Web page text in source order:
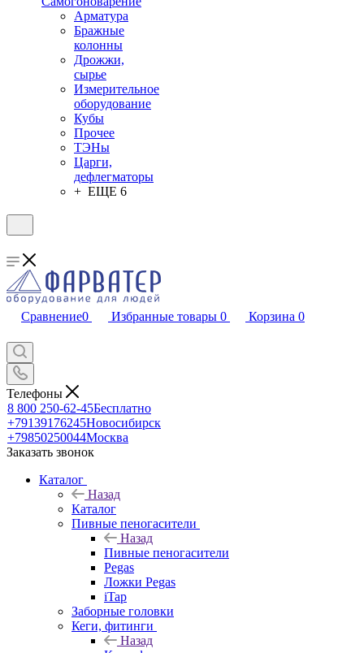
Арматура
Бражные
колонны
Дрожжи,
сырье
Измерительное
оборудование
Кубы
Прочее
ТЭНы
Царги,
дефлегматоры
+ ЕЩЕ 6
Сравнение0 Избранные товары 0 Корзина 0
Телефоны
8 800 250-62-45Бесплатно
+79139176245Новосибирск
+79850250044Москва
Заказать звонок
Каталог
Назад
Каталог
Пивные пеногасители
Назад
Пивные пеногасители
Pegas
Ложки Pegas
iTap
Заборные головки
Кеги, фитинги
Назад